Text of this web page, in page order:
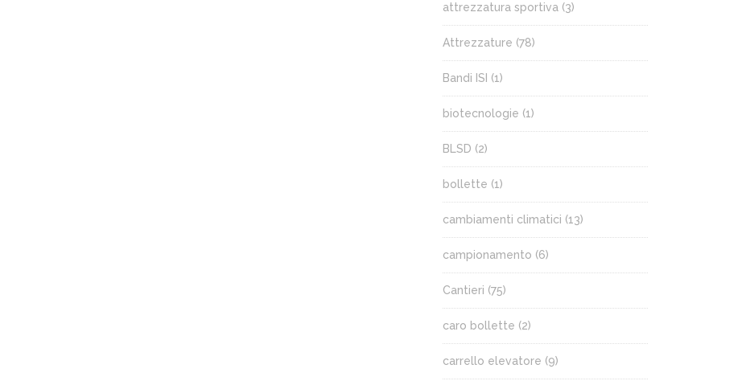
attrezzatura sportiva (3)
Attrezzature (78)
Bandi ISI (1)
biotecnologie (1)
BLSD (2)
bollette (1)
cambiamenti climatici (13)
campionamento (6)
Cantieri (75)
caro bollette (2)
carrello elevatore (9)